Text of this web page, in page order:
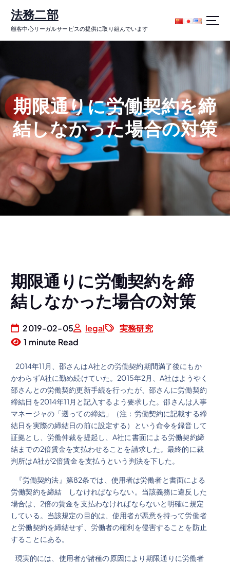
ン
ス
キ
ッ
プ
法務二部
顧客中心リーガルサービスの提供に取り組んでいます
期限通りに労働契約を締
結しなかった場合の対策
期限通りに労働契約を締
結しなかった場合の対策
2019-02-05 legal
実務研究
1 minute Read
2014年11月、邵さんはA社との労働契約期間満了後にもか
かわらずA社に勤め続けていた。2015年2月、A社はようやく
邵さんとの労働契約更新手続を行ったが、邵さんに労働契約
締結日を2014年11月と記入するよう要求した。邵さんは人事
マネージャの「遡っての締結」（注：労働契約に記載する締
結日を実際の締結日の前に設定する）という命令を録音して
証拠とし、労働仲裁を提起し、A社に書面による労働契約締
結までの2倍賃金を支払わせることを請求した。最終的に裁
判所はA社が2倍賃金を支払うという判決を下した。
『労働契約法』第82条では、使用者は労働者と書面による
労働契約を締結 しなければならない。当該義務に違反した
場合は、2倍の賃金を支払わなければならないと明確に規定
している。当該規定の目的は、使用者が悪意を持って労働者
と労働契約を締結せず、労働者の権利を侵害することを防止
することにある。
現実的には、使用者が諸種の原因により期限通りに労働者